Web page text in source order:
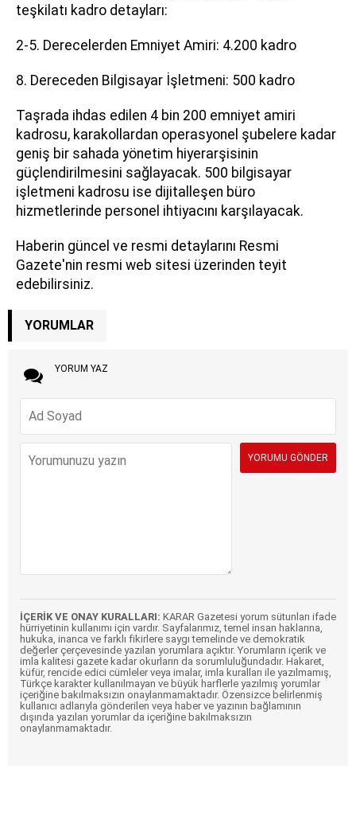
teşkilatı kadro detayları:
2-5. Derecelerden Emniyet Amiri: 4.200 kadro
8. Dereceden Bilgisayar İşletmeni: 500 kadro
Taşrada ihdas edilen 4 bin 200 emniyet amiri
kadrosu, karakollardan operasyonel şubelere kadar
geniş bir sahada yönetim hiyerarşisinin
güçlendirilmesini sağlayacak. 500 bilgisayar
işletmeni kadrosu ise dijitalleşen büro
hizmetlerinde personel ihtiyacını karşılayacak.
Haberin güncel ve resmi detaylarını Resmi
Gazete'nin resmi web sitesi üzerinden teyit
edebilirsiniz.
YORUMLAR
YORUM YAZ
İÇERİK VE ONAY KURALLARI: KARAR Gazetesi yorum sütunları ifade
hürriyetinin kullanımı için vardır. Sayfalarımız, temel insan haklarına,
hukuka, inanca ve farklı fikirlere saygı temelinde ve demokratik
değerler çerçevesinde yazılan yorumlara açıktır. Yorumların içerik ve
imla kalitesi gazete kadar okurların da sorumluluğundadır. Hakaret,
küfür, rencide edici cümleler veya imalar, imla kuralları ile yazılmamış,
Türkçe karakter kullanılmayan ve büyük harflerle yazılmış yorumlar
içeriğine bakılmaksızın onaylanmamaktadır. Özensizce belirlenmiş
kullanıcı adlarıyla gönderilen veya haber ve yazının bağlamının
dışında yazılan yorumlar da içeriğine bakılmaksızın
onaylanmamaktadır.